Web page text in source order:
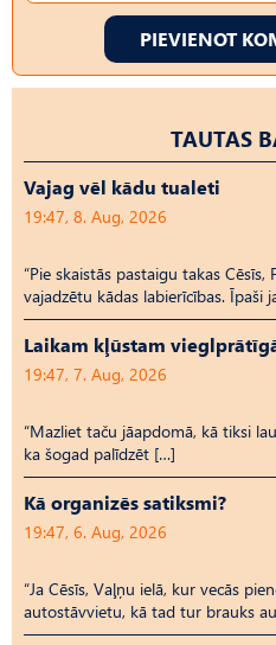
PIEVIENOT
TAUTAS
Vajag vēl kādu tualeti
19:47, 8. Aug, 2026
“Pie skaistās pastaigu takas
vajadzētu kādas labierīcības. Īpaši
Laikam kļūstam
19:47, 7. Aug, 2026
“Mazliet taču jāapdomā, kā tiksi
ka šogad palīdzēt […]
Kā organizēs satiksmi?
19:47, 6. Aug, 2026
“Ja Cēsīs, Vaļņu ielā, kur vecās
autostāvvietu, kā tad tur brauks